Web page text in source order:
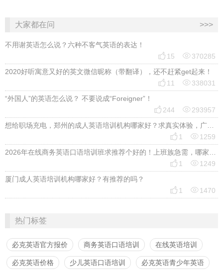
大家都在问 >>>
不用谢英语怎么说？六种不客气英语的表达！
 15 370285
2020好听寓意又好的英文微信昵称（带翻译），还不赶紧get起来！
 11 338031
“外国人”的英语怎么说？ 不要说成“Foreigner”！
 244 293957
想给职场充电，郑州的成人英语培训机构哪家好？求真实体验，广告勿扰，感谢！
 1 1259
2026年在线商务英语口语培训班求推荐个好的！上班族急需，哪家好？
 1 1249
厦门成人英语培训机构哪家好？有推荐的吗？
 1 1470
热门标签
必克英语官方报价 商务英语口语培训 在线英语培训
必克英语价格 少儿英语口语培训 必克英语青少年英语